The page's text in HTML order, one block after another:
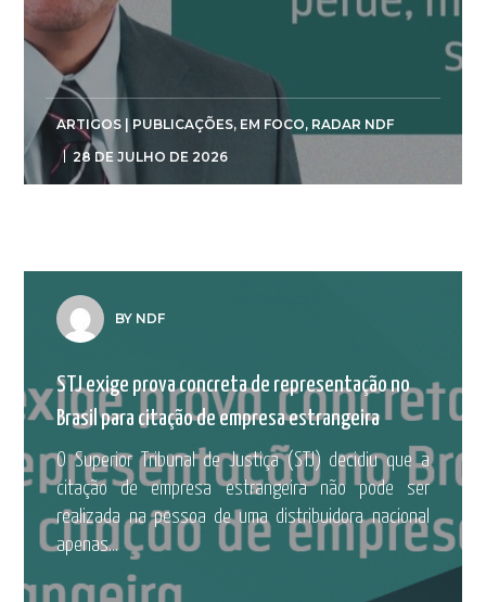
ARTIGOS | PUBLICAÇÕES, EM FOCO, RADAR NDF
28 DE JULHO DE 2026
BY NDF
STJ exige prova concreta de representação no
Brasil para citação de empresa estrangeira
O Superior Tribunal de Justiça (STJ) decidiu que a
citação de empresa estrangeira não pode ser
realizada na pessoa de uma distribuidora nacional
apenas...